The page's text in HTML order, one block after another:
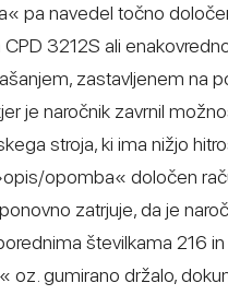
pa navedel točno
3212S ali
zastavljenem na
je naročnik zavrnil
stroja, ki ima nižjo
opomba« določen
zatrjuje, da je
številkama 216 in
oz. gumirano držalo,